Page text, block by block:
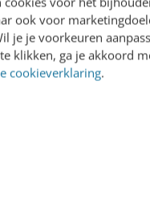
ook voor
je je voorkeuren
te klikken, ga je akkoord
cookieverklaring.
om je
veel gebruikt,